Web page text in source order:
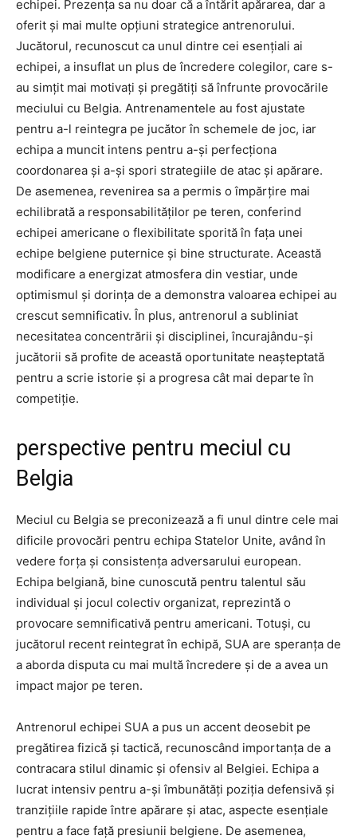
echipei. Prezența sa nu doar că a întărit apărarea, dar a
oferit și mai multe opțiuni strategice antrenorului.
Jucătorul, recunoscut ca unul dintre cei esențiali ai
echipei, a insuflat un plus de încredere colegilor, care s-
au simțit mai motivați și pregătiți să înfrunte provocările
meciului cu Belgia. Antrenamentele au fost ajustate
pentru a-l reintegra pe jucător în schemele de joc, iar
echipa a muncit intens pentru a-și perfecționa
coordonarea și a-și spori strategiile de atac și apărare.
De asemenea, revenirea sa a permis o împărțire mai
echilibrată a responsabilităților pe teren, conferind
echipei americane o flexibilitate sporită în fața unei
echipe belgiene puternice și bine structurate. Această
modificare a energizat atmosfera din vestiar, unde
optimismul și dorința de a demonstra valoarea echipei au
crescut semnificativ. În plus, antrenorul a subliniat
necesitatea concentrării și disciplinei, încurajându-și
jucătorii să profite de această oportunitate neașteptată
pentru a scrie istorie și a progresa cât mai departe în
competiție.
perspective pentru meciul cu
Belgia
Meciul cu Belgia se preconizează a fi unul dintre cele mai
dificile provocări pentru echipa Statelor Unite, având în
vedere forța și consistența adversarului european.
Echipa belgiană, bine cunoscută pentru talentul său
individual și jocul colectiv organizat, reprezintă o
provocare semnificativă pentru americani. Totuși, cu
jucătorul recent reintegrat în echipă, SUA are speranța de
a aborda disputa cu mai multă încredere și de a avea un
impact major pe teren.
Antrenorul echipei SUA a pus un accent deosebit pe
pregătirea fizică și tactică, recunoscând importanța de a
contracara stilul dinamic și ofensiv al Belgiei. Echipa a
lucrat intensiv pentru a-și îmbunătăți poziția defensivă și
tranzițiile rapide între apărare și atac, aspecte esențiale
pentru a face față presiunii belgiene. De asemenea,